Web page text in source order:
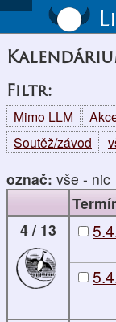
Filtr:
Mimo LLM
Soutěž/závod
označ: vše - nic
4 / 13